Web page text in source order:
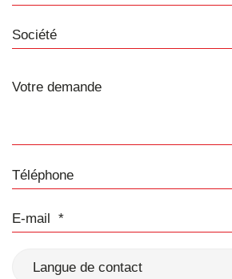
Société
Téléphone
E-mail
Langue de contact